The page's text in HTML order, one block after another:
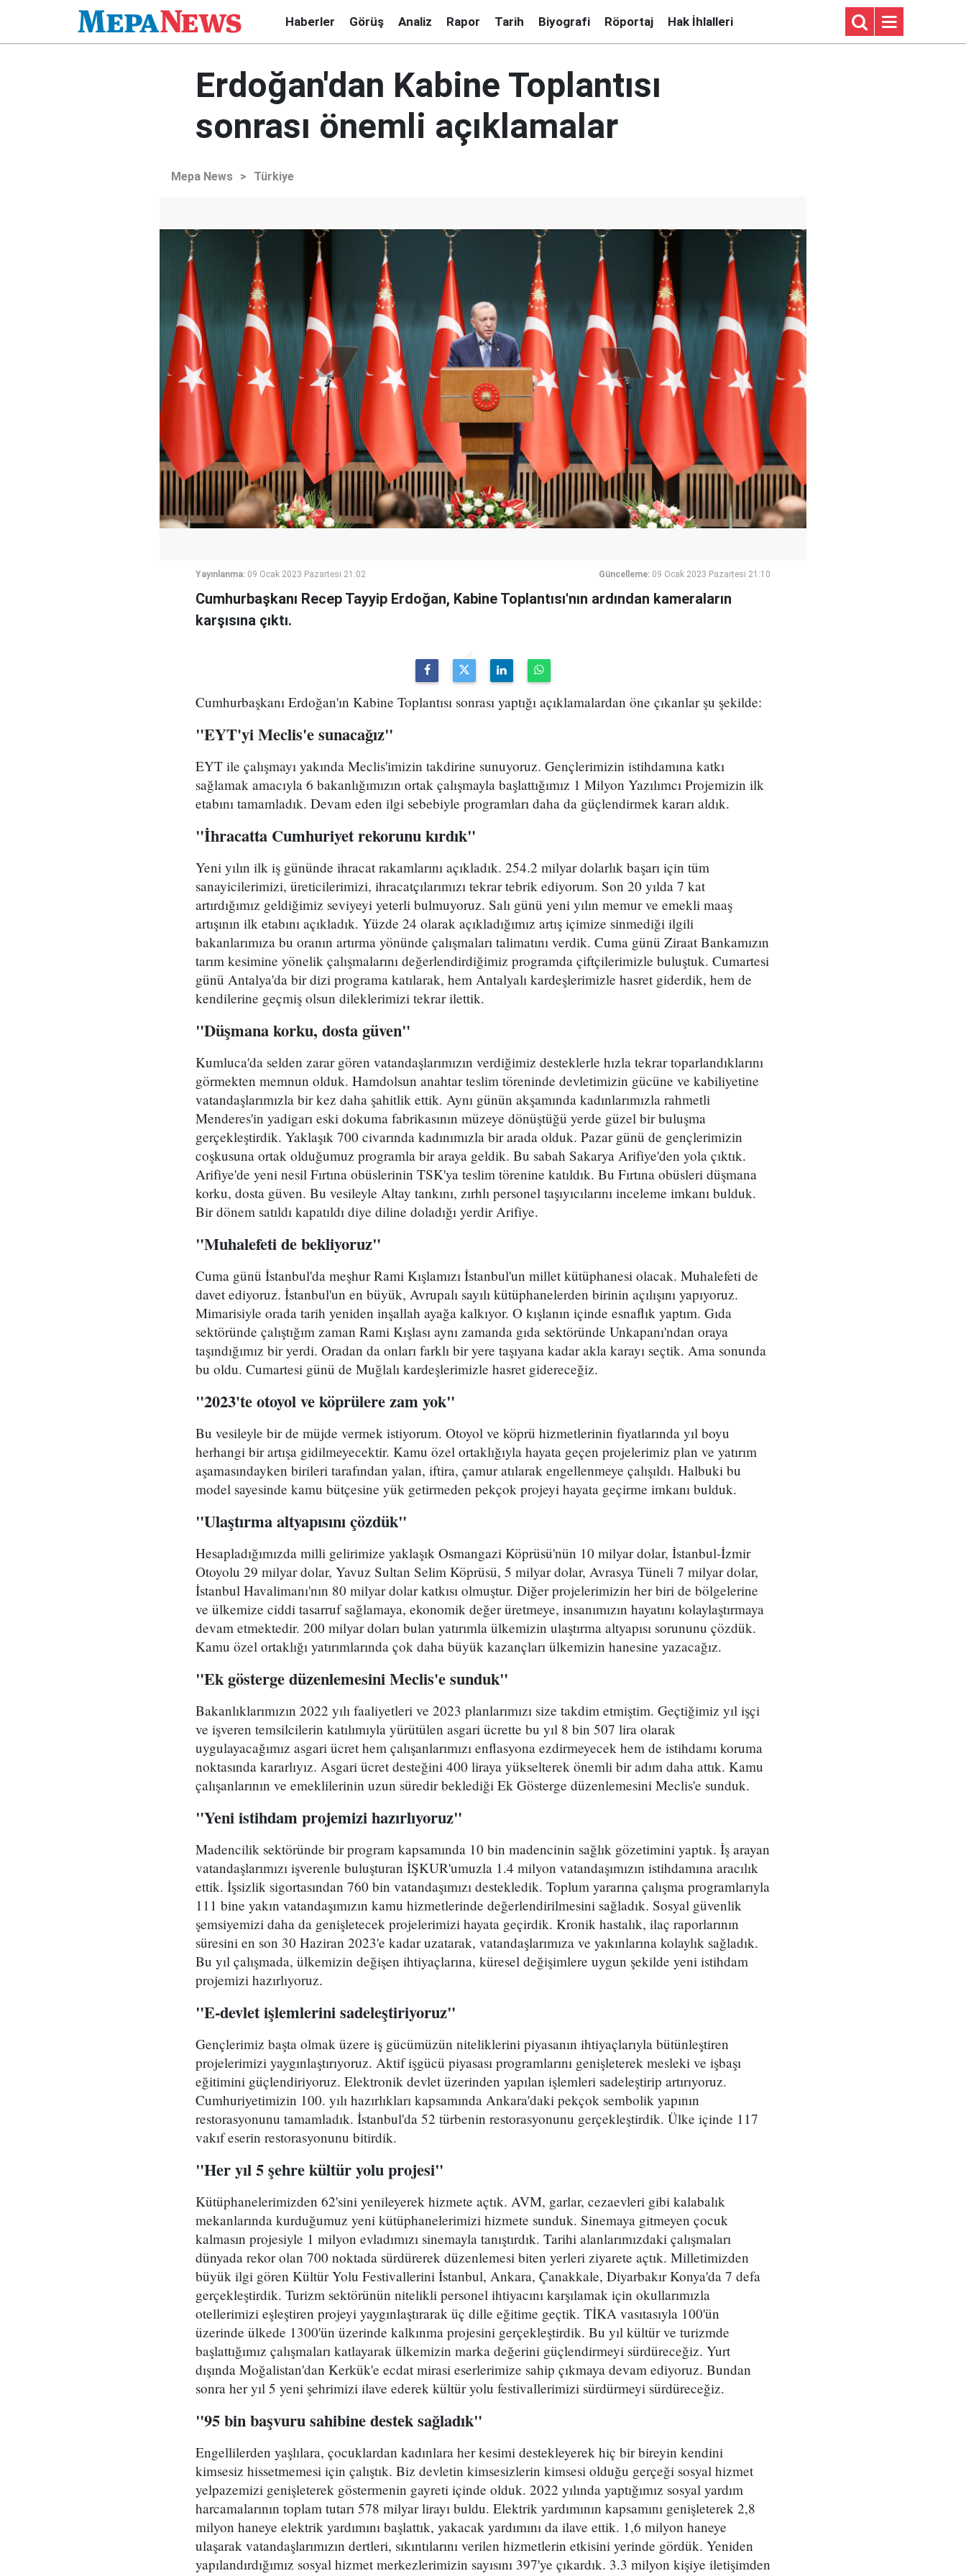
Haberler Görüş Analiz Rapor Tarih Biyografi Röportaj Hak İhlalleri
Erdoğan'dan Kabine Toplantısı
sonrası önemli açıklamalar
Mepa News > Türkiye
Yayınlanma: 09 Ocak 2023 Pazartesi 21:02 Güncelleme: 09 Ocak 2023 Pazartesi 21:10
Cumhurbaşkanı Recep Tayyip Erdoğan, Kabine Toplantısı'nın ardından kameraların
karşısına çıktı.
Cumhurbaşkanı Erdoğan'ın Kabine Toplantısı sonrası yaptığı açıklamalardan öne çıkanlar şu şekilde:
"EYT'yi Meclis'e sunacağız"
EYT ile çalışmayı yakında Meclis'imizin takdirine sunuyoruz. Gençlerimizin istihdamına katkı
sağlamak amacıyla 6 bakanlığımızın ortak çalışmayla başlattığımız 1 Milyon Yazılımcı Projemizin ilk
etabını tamamladık. Devam eden ilgi sebebiyle programları daha da güçlendirmek kararı aldık.
"İhracatta Cumhuriyet rekorunu kırdık"
Yeni yılın ilk iş gününde ihracat rakamlarını açıkladık. 254.2 milyar dolarlık başarı için tüm
sanayicilerimizi, üreticilerimizi, ihracatçılarımızı tekrar tebrik ediyorum. Son 20 yılda 7 kat
artırdığımız geldiğimiz seviyeyi yeterli bulmuyoruz. Salı günü yeni yılın memur ve emekli maaş
artışının ilk etabını açıkladık. Yüzde 24 olarak açıkladığımız artış içimize sinmediği ilgili
bakanlarımıza bu oranın artırma yönünde çalışmaları talimatını verdik. Cuma günü Ziraat Bankamızın
tarım kesimine yönelik çalışmalarını değerlendirdiğimiz programda çiftçilerimizle buluştuk. Cumartesi
günü Antalya'da bir dizi programa katılarak, hem Antalyalı kardeşlerimizle hasret giderdik, hem de
kendilerine geçmiş olsun dileklerimizi tekrar ilettik.
"Düşmana korku, dosta güven"
Kumluca'da selden zarar gören vatandaşlarımızın verdiğimiz desteklerle hızla tekrar toparlandıklarını
görmekten memnun olduk. Hamdolsun anahtar teslim töreninde devletimizin gücüne ve kabiliyetine
vatandaşlarımızla bir kez daha şahitlik ettik. Aynı günün akşamında kadınlarımızla rahmetli
Menderes'in yadigarı eski dokuma fabrikasının müzeye dönüştüğü yerde güzel bir buluşma
gerçekleştirdik. Yaklaşık 700 civarında kadınımızla bir arada olduk. Pazar günü de gençlerimizin
coşkusuna ortak olduğumuz programla bir araya geldik. Bu sabah Sakarya Arifiye'den yola çıktık.
Arifiye'de yeni nesil Fırtına obüslerinin TSK'ya teslim törenine katıldık. Bu Fırtına obüsleri düşmana
korku, dosta güven. Bu vesileyle Altay tankını, zırhlı personel taşıyıcılarını inceleme imkanı bulduk.
Bir dönem satıldı kapatıldı diye diline doladığı yerdir Arifiye.
"Muhalefeti de bekliyoruz"
Cuma günü İstanbul'da meşhur Rami Kışlamızı İstanbul'un millet kütüphanesi olacak. Muhalefeti de
davet ediyoruz. İstanbul'un en büyük, Avrupalı sayılı kütüphanelerden birinin açılışını yapıyoruz.
Mimarisiyle orada tarih yeniden inşallah ayağa kalkıyor. O kışlanın içinde esnaflık yaptım. Gıda
sektöründe çalıştığım zaman Rami Kışlası aynı zamanda gıda sektöründe Unkapanı'ndan oraya
taşındığımız bir yerdi. Oradan da onları farklı bir yere taşıyana kadar akla karayı seçtik. Ama sonunda
bu oldu. Cumartesi günü de Muğlalı kardeşlerimizle hasret gidereceğiz.
"2023'te otoyol ve köprülere zam yok"
Bu vesileyle bir de müjde vermek istiyorum. Otoyol ve köprü hizmetlerinin fiyatlarında yıl boyu
herhangi bir artışa gidilmeyecektir. Kamu özel ortaklığıyla hayata geçen projelerimiz plan ve yatırım
aşamasındayken birileri tarafından yalan, iftira, çamur atılarak engellenmeye çalışıldı. Halbuki bu
model sayesinde kamu bütçesine yük getirmeden pekçok projeyi hayata geçirme imkanı bulduk.
"Ulaştırma altyapısını çözdük"
Hesapladığımızda milli gelirimize yaklaşık Osmangazi Köprüsü'nün 10 milyar dolar, İstanbul-İzmir
Otoyolu 29 milyar dolar, Yavuz Sultan Selim Köprüsü, 5 milyar dolar, Avrasya Tüneli 7 milyar dolar,
İstanbul Havalimanı'nın 80 milyar dolar katkısı olmuştur. Diğer projelerimizin her biri de bölgelerine
ve ülkemize ciddi tasarruf sağlamaya, ekonomik değer üretmeye, insanımızın hayatını kolaylaştırmaya
devam etmektedir. 200 milyar doları bulan yatırımla ülkemizin ulaştırma altyapısı sorununu çözdük.
Kamu özel ortaklığı yatırımlarında çok daha büyük kazançları ülkemizin hanesine yazacağız.
"Ek gösterge düzenlemesini Meclis'e sunduk"
Bakanlıklarımızın 2022 yılı faaliyetleri ve 2023 planlarımızı size takdim etmiştim. Geçtiğimiz yıl işçi
ve işveren temsilcilerin katılımıyla yürütülen asgari ücrette bu yıl 8 bin 507 lira olarak
uygulayacağımız asgari ücret hem çalışanlarımızı enflasyona ezdirmeyecek hem de istihdamı koruma
noktasında kararlıyız. Asgari ücret desteğini 400 liraya yükselterek önemli bir adım daha attık. Kamu
çalışanlarının ve emeklilerinin uzun süredir beklediği Ek Gösterge düzenlemesini Meclis'e sunduk.
"Yeni istihdam projemizi hazırlıyoruz"
Madencilik sektöründe bir program kapsamında 10 bin madencinin sağlık gözetimini yaptık. İş arayan
vatandaşlarımızı işverenle buluşturan İŞKUR'umuzla 1.4 milyon vatandaşımızın istihdamına aracılık
ettik. İşsizlik sigortasından 760 bin vatandaşımızı destekledik. Toplum yararına çalışma programlarıyla
111 bine yakın vatandaşımızın kamu hizmetlerinde değerlendirilmesini sağladık. Sosyal güvenlik
şemsiyemizi daha da genişletecek projelerimizi hayata geçirdik. Kronik hastalık, ilaç raporlarının
süresini en son 30 Haziran 2023'e kadar uzatarak, vatandaşlarımıza ve yakınlarına kolaylık sağladık.
Bu yıl çalışmada, ülkemizin değişen ihtiyaçlarına, küresel değişimlere uygun şekilde yeni istihdam
projemizi hazırlıyoruz.
"E-devlet işlemlerini sadeleştiriyoruz"
Gençlerimiz başta olmak üzere iş gücümüzün niteliklerini piyasanın ihtiyaçlarıyla bütünleştiren
projelerimizi yaygınlaştırıyoruz. Aktif işgücü piyasası programlarını genişleterek mesleki ve işbaşı
eğitimini güçlendiriyoruz. Elektronik devlet üzerinden yapılan işlemleri sadeleştirip artırıyoruz.
Cumhuriyetimizin 100. yılı hazırlıkları kapsamında Ankara'daki pekçok sembolik yapının
restorasyonunu tamamladık. İstanbul'da 52 türbenin restorasyonunu gerçekleştirdik. Ülke içinde 117
vakıf eserin restorasyonunu bitirdik.
"Her yıl 5 şehre kültür yolu projesi"
Kütüphanelerimizden 62'sini yenileyerek hizmete açtık. AVM, garlar, cezaevleri gibi kalabalık
mekanlarında kurduğumuz yeni kütüphanelerimizi hizmete sunduk. Sinemaya gitmeyen çocuk
kalmasın projesiyle 1 milyon evladımızı sinemayla tanıştırdık. Tarihi alanlarımızdaki çalışmaları
dünyada rekor olan 700 noktada sürdürerek düzenlemesi biten yerleri ziyarete açtık. Milletimizden
büyük ilgi gören Kültür Yolu Festivallerini İstanbul, Ankara, Çanakkale, Diyarbakır Konya'da 7 defa
gerçekleştirdik. Turizm sektörünün nitelikli personel ihtiyacını karşılamak için okullarımızla
otellerimizi eşleştiren projeyi yaygınlaştırarak üç dille eğitime geçtik. TİKA vasıtasıyla 100'ün
üzerinde ülkede 1300'ün üzerinde kalkınma projesini gerçekleştirdik. Bu yıl kültür ve turizmde
başlattığımız çalışmaları katlayarak ülkemizin marka değerini güçlendirmeyi sürdüreceğiz. Yurt
dışında Moğalistan'dan Kerkük'e ecdat mirasi eserlerimize sahip çıkmaya devam ediyoruz. Bundan
sonra her yıl 5 yeni şehrimizi ilave ederek kültür yolu festivallerimizi sürdürmeyi sürdüreceğiz.
"95 bin başvuru sahibine destek sağladık"
Engellilerden yaşlılara, çocuklardan kadınlara her kesimi destekleyerek hiç bir bireyin kendini
kimsesiz hissetmemesi için çalıştık. Biz devletin kimsesizlerin kimsesi olduğu gerçeği sosyal hizmet
yelpazemizi genişleterek göstermenin gayreti içinde olduk. 2022 yılında yaptığımız sosyal yardım
harcamalarının toplam tutarı 578 milyar lirayı buldu. Elektrik yardımının kapsamını genişleterek 2,8
milyon haneye elektrik yardımını başlattık, yakacak yardımını da ilave ettik. 1,6 milyon haneye
ulaşarak vatandaşlarımızın dertleri, sıkıntılarını verilen hizmetlerin etkisini yerinde gördük. Yeniden
yapılandırdığımız sosyal hizmet merkezlerimizin sayısını 397'ye çıkardık. 3.3 milyon kişiye iletişimden